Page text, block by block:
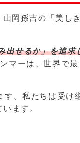
岡孫吉の「美し
出せるか」を追求
マーは、世界で
。私たちは受け
ます。